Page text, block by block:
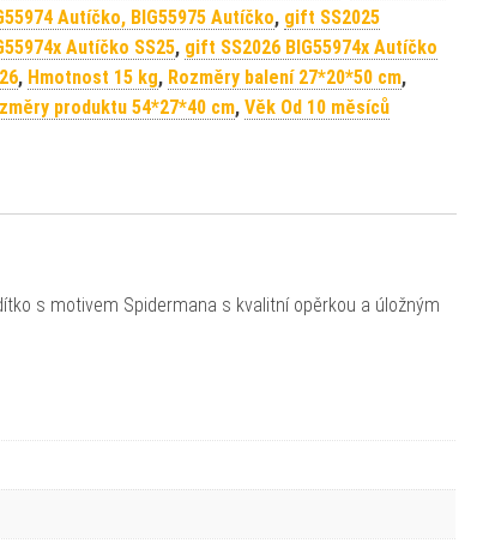
Autíčko, BIG55975 Autíčko, gift SS2025
Autíčko SS25, gift SS2026 BIG55974x Autíčko
, Hmotnost 15 kg, Rozměry balení 27*20*50 cm,
produktu 54*27*40 cm, Věk Od 10 měsíců
s motivem Spidermana s kvalitní opěrkou a úložným